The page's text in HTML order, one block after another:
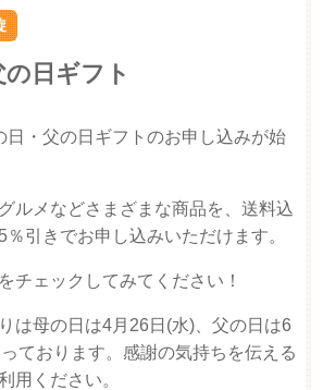
日ギフト
日・父の日ギフトのお申し込みが始
ルメなどさまざまな商品を、送料込
引きでお申し込みいただけます。
をチェックしてみてください！
は母の日は4月26日(水)、父の日は6
ております。感謝の気持ちを伝える
用ください。